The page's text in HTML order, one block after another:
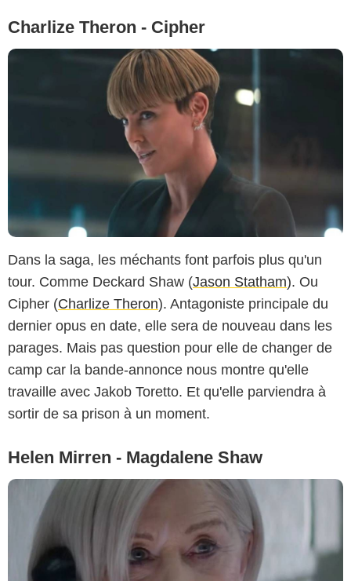
Charlize Theron - Cipher
Dans la saga, les méchants font parfois plus qu'un
tour. Comme Deckard Shaw (Jason Statham). Ou
Cipher (Charlize Theron). Antagoniste principale du
dernier opus en date, elle sera de nouveau dans les
parages. Mais pas question pour elle de changer de
camp car la bande-annonce nous montre qu'elle
travaille avec Jakob Toretto. Et qu'elle parviendra à
sortir de sa prison à un moment.
Helen Mirren - Magdalene Shaw